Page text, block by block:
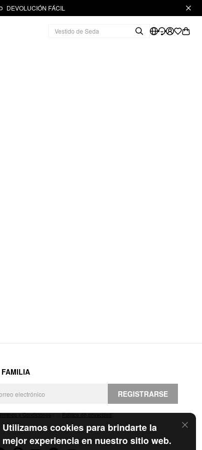
DEVOLUCIÓN FÁCIL
Utilizamos cookies para brindarte la
mejor experiencia en nuestro sitio web.
REGISTRARSE
y Condicionesy laPolítica de privacidad.